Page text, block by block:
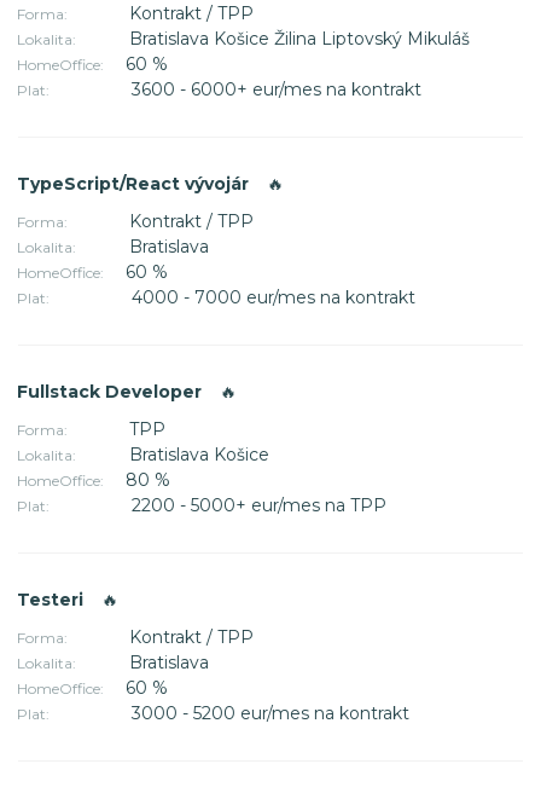
Forma: Kontrakt / TPP
Lokalita: Bratislava Košice Žilina Liptovský Mikuláš
HomeOffice: 60 %
Plat: 3600 - 6000+ eur/mes na kontrakt
TypeScript/React vývojár 🔥
Forma: Kontrakt / TPP
Lokalita: Bratislava
HomeOffice: 60 %
Plat: 4000 - 7000 eur/mes na kontrakt
Fullstack Developer 🔥
Forma: TPP
Lokalita: Bratislava Košice
HomeOffice: 80 %
Plat: 2200 - 5000+ eur/mes na TPP
Testeri 🔥
Forma: Kontrakt / TPP
Lokalita: Bratislava
HomeOffice: 60 %
Plat: 3000 - 5200 eur/mes na kontrakt